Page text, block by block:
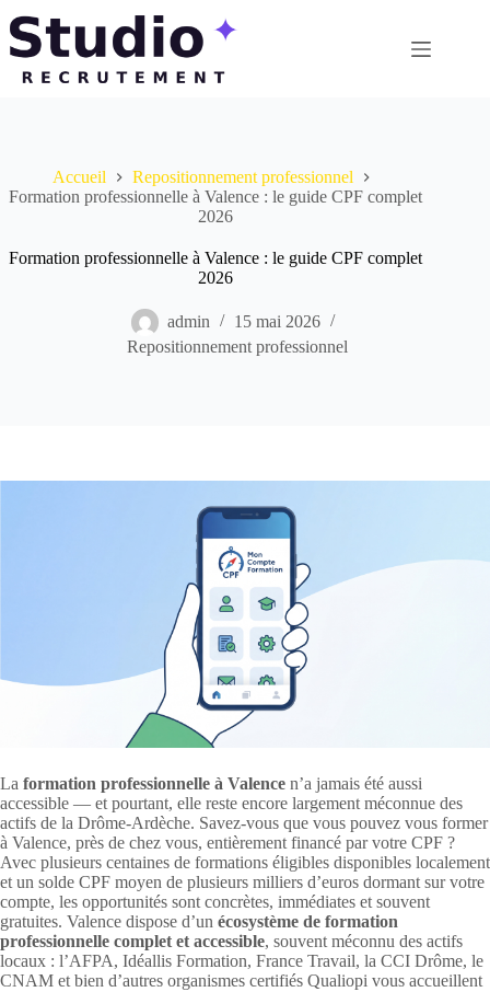
au
contenu
Accueil
Repositionnement professionnel
Formation professionnelle à Valence : le guide CPF complet
2026
Formation professionnelle à Valence : le guide CPF complet
2026
admin
15 mai 2026
Repositionnement professionnel
La formation professionnelle à Valence n’a jamais été aussi
accessible — et pourtant, elle reste encore largement méconnue des
actifs de la Drôme-Ardèche. Savez-vous que vous pouvez vous former
à Valence, près de chez vous, entièrement financé par votre CPF ?
Avec plusieurs centaines de formations éligibles disponibles localement
et un solde CPF moyen de plusieurs milliers d’euros dormant sur votre
compte, les opportunités sont concrètes, immédiates et souvent
gratuites. Valence dispose d’un écosystème de formation
professionnelle complet et accessible, souvent méconnu des actifs
locaux : l’AFPA, Idéallis Formation, France Travail, la CCI Drôme, le
CNAM et bien d’autres organismes certifiés Qualiopi vous accueillent